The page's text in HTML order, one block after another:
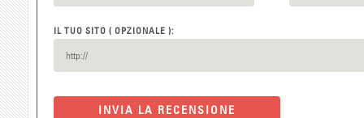
IL TUO SITO ( OPZIONALE ):
INVIA LA RECENSIONE